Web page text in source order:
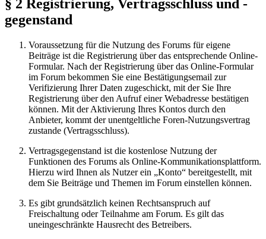
§ 2 Registrierung, Vertragsschluss und -
gegenstand
Voraussetzung für die Nutzung des Forums für eigene
Beiträge ist die Registrierung über das entsprechende Online-
Formular. Nach der Registrierung über das Online-Formular
im Forum bekommen Sie eine Bestätigungsemail zur
Verifizierung Ihrer Daten zugeschickt, mit der Sie Ihre
Registrierung über den Aufruf einer Webadresse bestätigen
können. Mit der Aktivierung Ihres Kontos durch den
Anbieter, kommt der unentgeltliche Foren-Nutzungsvertrag
zustande (Vertragsschluss).
Vertragsgegenstand ist die kostenlose Nutzung der
Funktionen des Forums als Online-Kommunikationsplattform.
Hierzu wird Ihnen als Nutzer ein „Konto“ bereitgestellt, mit
dem Sie Beiträge und Themen im Forum einstellen können.
Es gibt grundsätzlich keinen Rechtsanspruch auf
Freischaltung oder Teilnahme am Forum. Es gilt das
uneingeschränkte Hausrecht des Betreibers.